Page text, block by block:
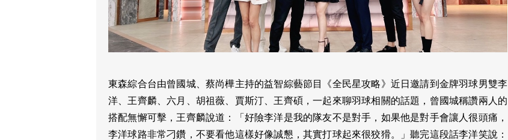
東森綜合台由曾國城、蔡尚樺主持的益智綜藝節目《全民星攻略》近日邀請到金牌羽球男雙李
洋、王齊麟、六月、胡祖薇、賈斯汀、王齊碩，一起來聊羽球相關的話題，曾國城稱讚兩人的
搭配無懈可擊，王齊麟說道：「好險李洋是我的隊友不是對手，如果他是對手會讓人很頭痛，
李洋球路非常刁鑽，不要看他這樣好像誠懇，其實打球起來很狡猾。」聽完這段話李洋笑說：